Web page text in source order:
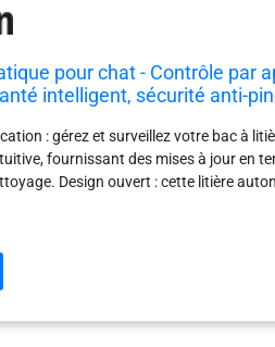
pour chat - Contrôle par
intelligent, sécurité anti-
: gérez et surveillez votre bac à
fournissant des mises à jour en
Design ouvert : cette litière
frais et sans odeur.
la litière s'arrête
gardant votre chat en sécurité.
pour le nettoyage. Soulevez
efficace, assurant un espace